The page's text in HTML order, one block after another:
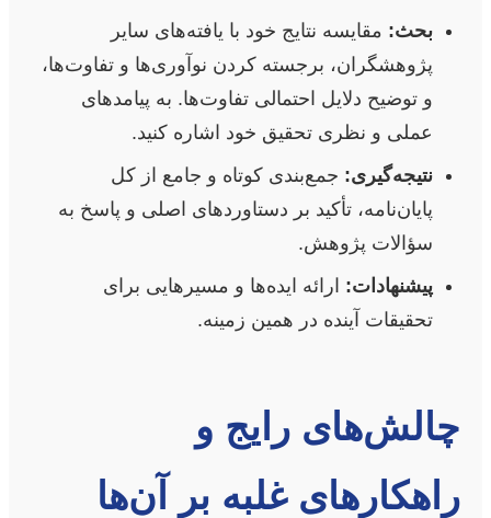
بحث: مقایسه نتایج خود با یافته‌های سایر
پژوهشگران، برجسته کردن نوآوری‌ها و تفاوت‌ها،
و توضیح دلایل احتمالی تفاوت‌ها. به پیامدهای
عملی و نظری تحقیق خود اشاره کنید.
نتیجه‌گیری: جمع‌بندی کوتاه و جامع از کل
پایان‌نامه، تأکید بر دستاوردهای اصلی و پاسخ به
سؤالات پژوهش.
پیشنهادات: ارائه ایده‌ها و مسیرهایی برای
تحقیقات آینده در همین زمینه.
چالش‌های رایج و
راهکارهای غلبه بر آن‌ها